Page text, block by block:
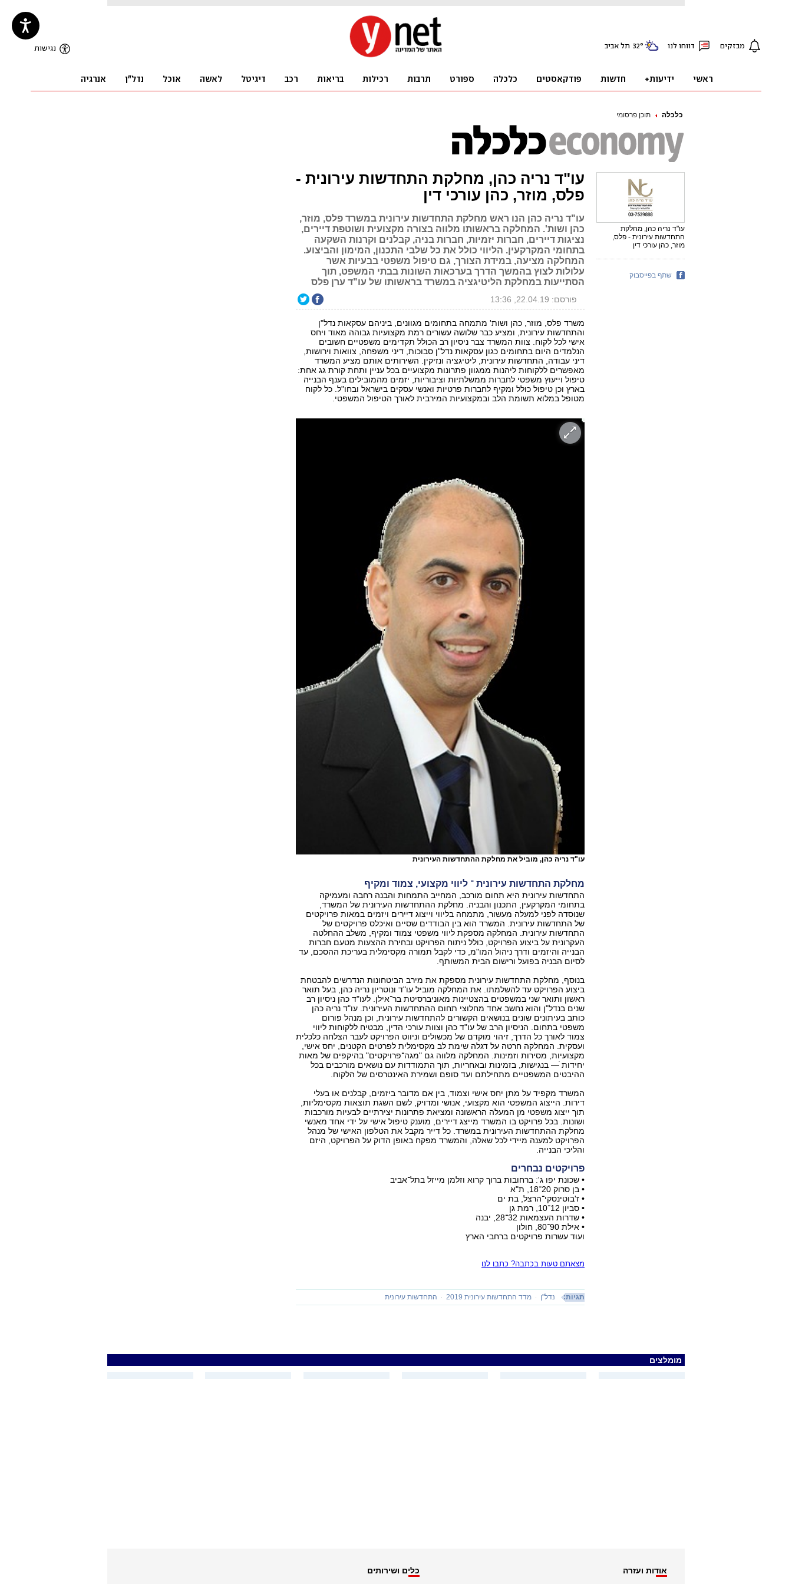
כלכלה תוכן פרסומי
עו"ד נריה כהן, מחלקת התחדשות עירונית -
פלס, מוזר, כהן עורכי דין
עו"ד נריה כהן הנו ראש מחלקת התחדשות עירונית במשרד פלס, מוזר,
כהן ושות'. המחלקה בראשותו מלווה בצורה מקצועית ושוטפת דיירים,
נציגות דיירים, חברות יזמיות, חברות בניה, קבלנים וקרנות השקעה
בתחומי המקרקעין. הליווי כולל את כל שלבי התכנון, המימון והביצוע.
המחלקה מציעה, במידת הצורך, גם טיפול משפטי בבעיות אשר
עלולות לצוץ בהמשך הדרך בערכאות השונות בבתי המשפט, תוך
הסתייעות במחלקת הליטיגציה במשרד בראשותו של עו"ד ערן פלס
פורסם: 22.04.19, 13:36
משרד פלס, מוזר, כהן ושות' מתמחה בתחומים מגוונים, ביניהם עסקאות נדל"ן
והתחדשות עירונית, ומציע כבר שלושה עשורים רמת מקצועיות גבוהה מאוד ויחס
אישי לכל לקוח. צוות המשרד צבר ניסיון רב הכולל תקדימים משפטיים חשובים
הנלמדים היום בתחומים כגון עסקאות נדל"ן סבוכות, דיני משפחה, צוואות וירושות,
דיני עבודה, התחדשות עירונית, ליטיגציה ונזיקין. השירותים אותם מציע המשרד
מאפשרים ללקוחות ליהנות ממגוון פתרונות מקצועיים בכל עניין ותחת קורת גג אחת:
טיפול וייעוץ משפטי לחברות ממשלתיות וציבוריות, יזמים מהמובילים בענף הבנייה
בארץ וכן טיפול כולל ומקיף לחברות פרטיות ואנשי עסקים בישראל ובחו"ל. כל לקוח
מטופל במלוא תשומת הלב ובמקצועיות המירבית לאורך הטיפול המשפטי.
עו"ד נריה כהן, מוביל את מחלקת ההתחדשות העירונית
מחלקת התחדשות עירונית ־ ליווי מקצועי, צמוד ומקיף
התחדשות עירונית היא תחום מורכב, המחייב התמחות והבנה רחבה ומעמיקה
בתחומי המקרקעין, התכנון והבניה. מחלקת ההתחדשות העירונית של המשרד,
שנוסדה לפני למעלה מעשור, מתמחה בליווי וייצוג דיירים ויזמים במאות פרויקטים
של התחדשות עירונית. המשרד הוא בין הבודדים שסיים ואיכלס פרויקטים של
התחדשות עירונית. המחלקה מספקת ליווי משפטי צמוד ומקיף, משלב ההחלטה
העקרונית על ביצוע הפרויקט, כולל ניתוח הפרויקט ובחירת ההצעות מטעם חברות
הבנייה והיזמים ודרך ניהול המו"מ, כדי לקבל תמורה מקסימלית בעריכת ההסכם, עד
לסיום הבניה בפועל ורישום הבית המשותף.
בנוסף, מחלקת התחדשות עירונית מספקת את מירב הביטחונות הנדרשים להבטחת
ביצוע הפרויקט עד להשלמתו. את המחלקה מוביל עו"ד ונוטריון נריה כהן, בעל תואר
ראשון ותואר שני במשפטים בהצטיינות מאוניברסיטת בר־אילן. לעו"ד כהן ניסיון רב
שנים בנדל"ן והוא נחשב אחד מחלוצי תחום ההתחדשות העירונית. עו"ד נריה כהן
כותב בעיתונים שונים בנושאים הקשורים להתחדשות עירונית, וכן מנהל פורום
משפטי בתחום. הניסיון הרב של עו"ד כהן וצוות עורכי הדין, מבטיח ללקוחות ליווי
צמוד לאורך כל הדרך, זיהוי מוקדם של מכשולים וניווט הפרויקט לעבר הצלחה כלכלית
ועסקית. המחלקה חרטה על דגלה שימת לב מקסימלית לפרטים הקטנים, יחס אישי,
מקצועיות, מסירות וזמינות. המחלקה מלווה גם "מגה־פרויקטים" בהיקפים של מאות
יחידות ֹ— בנגישות, בזמינות ובאחריות, תוך התמודדות עם נושאים מורכבים בכל
ההיבטים המשפטיים מתחילתם ועד סופם ושמירת האינטרסים של הלקוח.
המשרד מקפיד על מתן יחס אישי וצמוד, בין אם מדובר ביזמים, קבלנים או בעלי
דירות. הייצוג המשפטי הוא מקצועי, אנושי ומדויק, לשם השגת תוצאות מקסימליות,
תוך ייצוג משפטי מן המעלה הראשונה ומציאת פתרונות יצירתיים לבעיות מורכבות
ושונות. בכל פרויקט בו המשרד מייצג דיירים, מוענק טיפול אישי על ידי אחד מאנשי
מחלקת ההתחדשות העירונית במשרד. כל דייר מקבל את הטלפון האישי של מנהל
הפרויקט למענה מיידי לכל שאלה, והמשרד מפקח באופן הדוק על הפרויקט, היזם
והליכי הבנייה.
פרויקטים נבחרים
• שכונת יפו ג': ברחובות ברוך קרוא וזלמן מייזל בתל־אביב
• בן סרוק 20־18, ת"א
• ז'בוטינסקי־הרצל, בת ים
• סביון 12־10, רמת גן
• שדרות העצמאות 32־28, יבנה
• אילת 90־80, חולון
ועוד עשרות פרויקטים ברחבי הארץ
מצאתם טעות בכתבה? כתבו לנו
תגיות: נדל"ן מדד התחדשות עירונית 2019 התחדשות עירונית
עו"ד נריה כהן, מחלקת
התחדשות עירונית - פלס,
מוזר, כהן עורכי דין
שתף בפייסבוק
מומלצים
אודות ועזרה כלים ושירותים